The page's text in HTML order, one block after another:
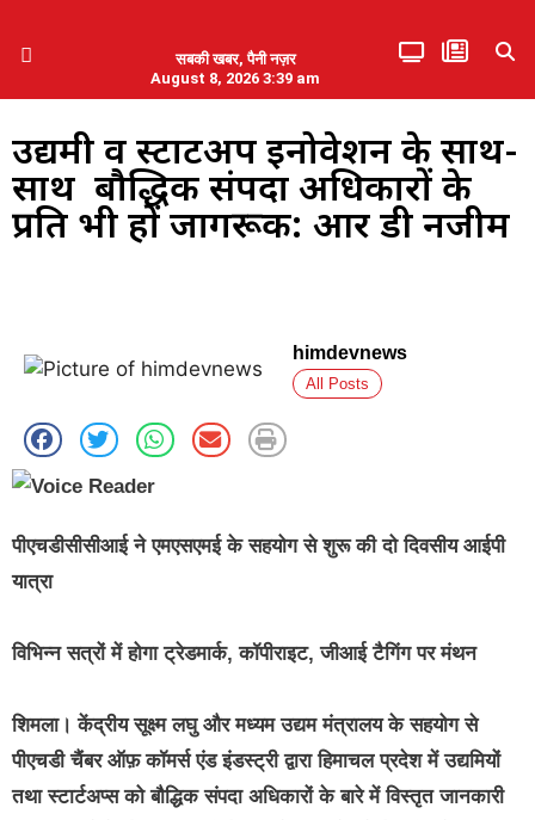
सबकी खबर, पैनी नज़र
August 8, 2026 3:39 am
उद्यमी व स्टार्टअप इनोवेशन के साथ-
साथ बौद्धिक संपदा अधिकारों के
प्रति भी हों जागरूक: आर डी नजीम
himdevnews
All Posts
पीएचडीसीसीआई ने एमएसएमई के सहयोग से शुरू की दो दिवसीय आईपी
यात्रा
विभिन्न सत्रों में होगा ट्रेडमार्क, कॉपीराइट, जीआई टैगिंग पर मंथन
शिमला। केंद्रीय सूक्ष्म लघु और मध्यम उद्यम मंत्रालय के सहयोग से
पीएचडी चैंबर ऑफ़ कॉमर्स एंड इंडस्ट्री द्वारा हिमाचल प्रदेश में उद्यमियों
तथा स्टार्टअप्स को बौद्धिक संपदा अधिकारों के बारे में विस्तृत जानकारी